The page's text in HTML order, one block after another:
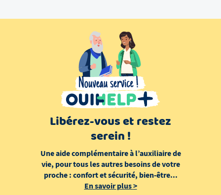
Libérez-vous et restez
serein !
Une aide complémentaire à l’auxiliaire de
vie, pour tous les autres besoins de votre
proche : confort et sécurité, bien-être...
En savoir plus>